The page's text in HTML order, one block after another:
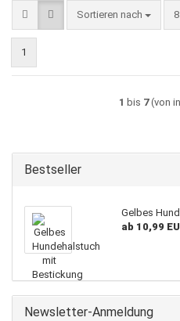
Sortieren nach
Sortieren nach
1
1 bis 7(von
Bestseller
Gelbes
ab 10,99
Newsletter-Anmeldung